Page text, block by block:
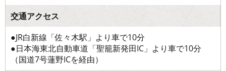
交通アクセス
●JR白新線「佐々木駅」より車で10分
●日本海東北自動車道「聖籠新発田IC」より車で10分
（国道7号蓮野ICを経由）